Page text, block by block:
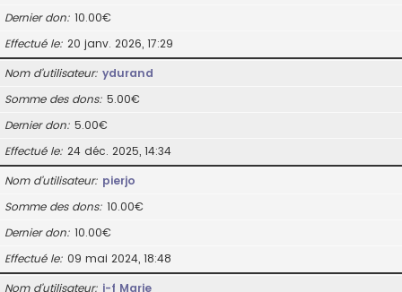
Dernier don 10.00€
Effectué le 20 janv. 2026, 17:29
Nom d’utilisateur ydurand
Somme des dons 5.00€
Dernier don 5.00€
Effectué le 24 déc. 2025, 14:34
Nom d’utilisateur pierjo
Somme des dons 10.00€
Dernier don 10.00€
Effectué le 09 mai 2024, 18:48
Nom d’utilisateur j-f Marie